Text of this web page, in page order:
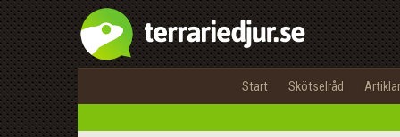
Start Skötselråd Artiklar